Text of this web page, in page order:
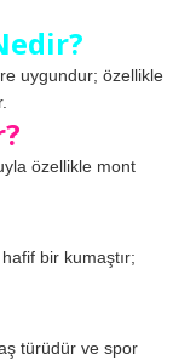
uygundur; özellikle
özellikle mont
bir kumaştır;
türüdür ve spor